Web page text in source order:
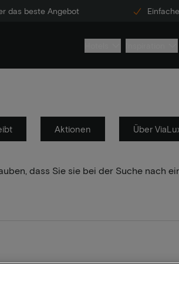
das beste Angebot
Aktionen Über
dass Sie sie bei der Suche nach
ist eine ViaLuxury-